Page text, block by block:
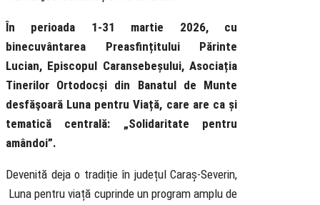
În perioada 1-31 martie 2026, cu
binecuvântarea Preasfințitului Părinte
Lucian, Episcopul Caransebeșului, Asociația
Tinerilor Ortodocși din Banatul de Munte
desfăşoară Luna pentru Viață, care are ca și
tematică centrală: „Solidaritate pentru
amândoi”.
Devenită deja o tradiție în județul Caraș-Severin,
Luna pentru viață cuprinde un program amplu de